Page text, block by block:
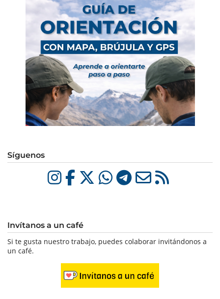
Síguenos
Invítanos a un café
Si te gusta nuestro trabajo, puedes colaborar invitándonos a
un café.